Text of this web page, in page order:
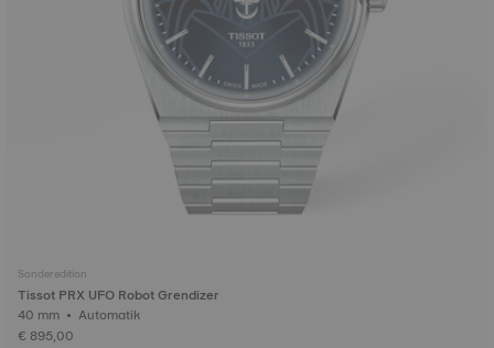
Sonderedition
Tissot PRX UFO Robot Grendizer
40 mm • Automatik
€ 895,00